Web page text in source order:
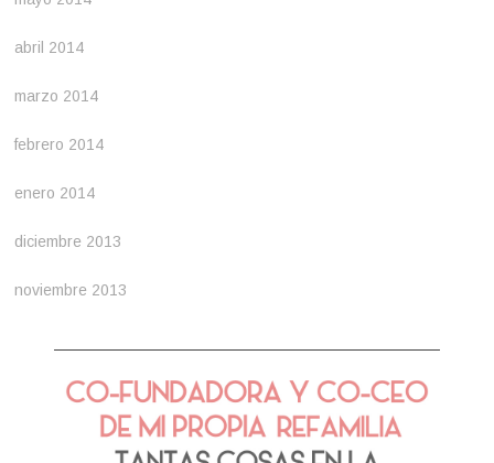
abril 2014
marzo 2014
febrero 2014
enero 2014
diciembre 2013
noviembre 2013